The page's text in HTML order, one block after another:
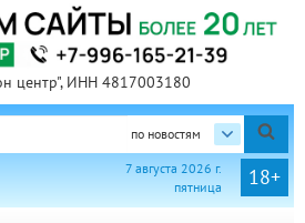
центр", ИНН 4817003180
по новостям
18+
7 августа 2026 г.
пятница